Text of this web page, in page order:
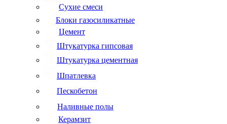
Сухие смеси
Блоки газосиликатные
Цемент
Штукатурка гипсовая
Штукатурка цементная
Шпатлевка
Пескобетон
Наливные полы
Керамзит